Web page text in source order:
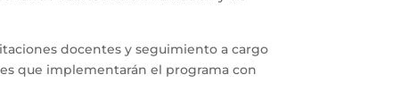
docentes y seguimiento a cargo
que implementarán el programa con